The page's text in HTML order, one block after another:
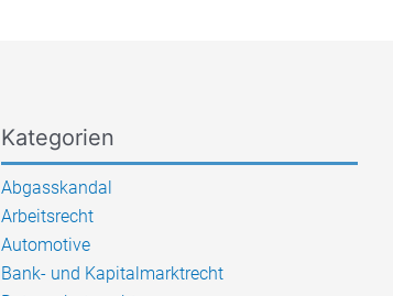
Kategorien
Abgasskandal
Arbeitsrecht
Automotive
Bank- und Kapitalmarktrecht